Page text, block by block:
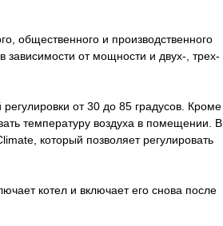
общественного и производственного
от мощности и двух-, трех-
от 30 до 85 градусов. Кроме
температуру воздуха в помещении. В
который позволяет регулировать
котел и включает его снова после